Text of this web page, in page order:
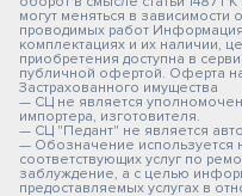
могут меняться в зависимости
проводимых работ
комплектациях и их наличии,
приобретения доступна в
публичной офертой. Оферта
Застрахованного имущества
— СЦ не является
импортера, изготовителя.
— СЦ "Педант" не является
— Обозначение используется
соответствующих услуг по
заблуждение, а с целью
предоставляемых услугах в